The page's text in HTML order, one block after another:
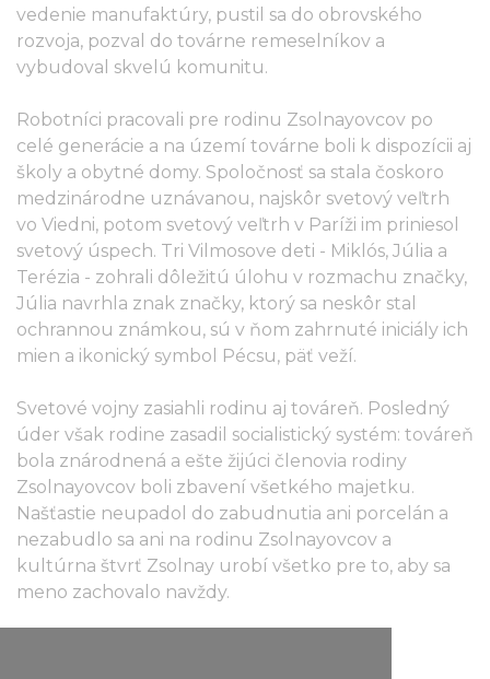
vedenie manufaktúry, pustil sa do obrovského
rozvoja, pozval do továrne remeselníkov a
vybudoval skvelú komunitu.
Robotníci pracovali pre rodinu Zsolnayovcov po
celé generácie a na území továrne boli k dispozícii aj
školy a obytné domy. Spoločnosť sa stala čoskoro
medzinárodne uznávanou, najskôr svetový veľtrh
vo Viedni, potom svetový veľtrh v Paríži im priniesol
svetový úspech. Tri Vilmosove deti - Miklós, Júlia a
Terézia - zohrali dôležitú úlohu v rozmachu značky,
Júlia navrhla znak značky, ktorý sa neskôr stal
ochrannou známkou, sú v ňom zahrnuté iniciály ich
mien a ikonický symbol Pécsu, päť veží.
Svetové vojny zasiahli rodinu aj továreň. Posledný
úder však rodine zasadil socialistický systém: továreň
bola znárodnená a ešte žijúci členovia rodiny
Zsolnayovcov boli zbavení všetkého majetku.
Našťastie neupadol do zabudnutia ani porcelán a
nezabudlo sa ani na rodinu Zsolnayovcov a
kultúrna štvrť Zsolnay urobí všetko pre to, aby sa
meno zachovalo navždy.